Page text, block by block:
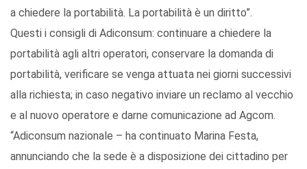
a chiedere la portabilità. La portabilità è un diritto”.
Questi i consigli di Adiconsum: continuare a chiedere la
portabilità agli altri operatori, conservare la domanda di
portabilità, verificare se venga attuata nei giorni successivi
alla richiesta; in caso negativo inviare un reclamo al vecchio
e al nuovo operatore e darne comunicazione ad Agcom.
“Adiconsum nazionale – ha continuato Marina Festa,
annunciando che la sede è a disposizione dei cittadino per